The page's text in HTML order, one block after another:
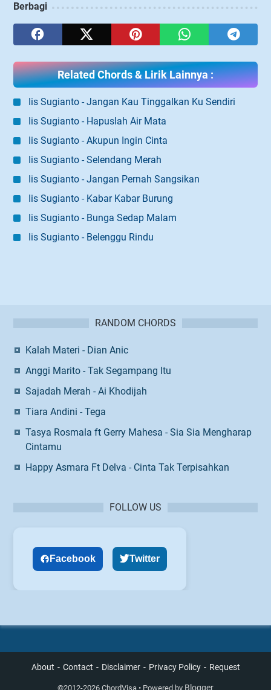
Berbagi
Related Chords & Lirik Lainnya :
Iis Sugianto - Jangan Kau Tinggalkan Ku Sendiri
Iis Sugianto - Hapuslah Air Mata
Iis Sugianto - Akupun Ingin Cinta
Iis Sugianto - Selendang Merah
Iis Sugianto - Jangan Pernah Sangsikan
Iis Sugianto - Kabar Kabar Burung
Iis Sugianto - Bunga Sedap Malam
Iis Sugianto - Belenggu Rindu
RANDOM CHORDS
Kalah Materi - Dian Anic
Anggi Marito - Tak Segampang Itu
Sajadah Merah - Ai Khodijah
Tiara Andini - Tega
Tasya Rosmala ft Gerry Mahesa - Sia Sia Mengharap
Cintamu
Happy Asmara Ft Delva - Cinta Tak Terpisahkan
FOLLOW US
Facebook Twitter
About Contact Disclaimer Privacy Policy Request
©2012-2026 ChordVisa • Powered by Blogger